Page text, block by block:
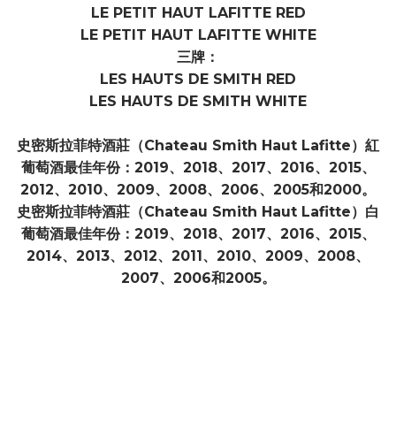
LE PETIT HAUT LAFITTE RED
LE PETIT HAUT LAFITTE WHITE
三牌：
LES HAUTS DE SMITH RED
LES HAUTS DE SMITH WHITE
史密斯拉菲特酒莊（Chateau Smith Haut Lafitte）紅
葡萄酒最佳年份：2019、2018、2017、2016、2015、
2012、2010、2009、2008、2006、2005和2000。
史密斯拉菲特酒莊（Chateau Smith Haut Lafitte）白
葡萄酒最佳年份：2019、2018、2017、2016、2015、
2014、2013、2012、2011、2010、2009、2008、
2007、2006和2005。